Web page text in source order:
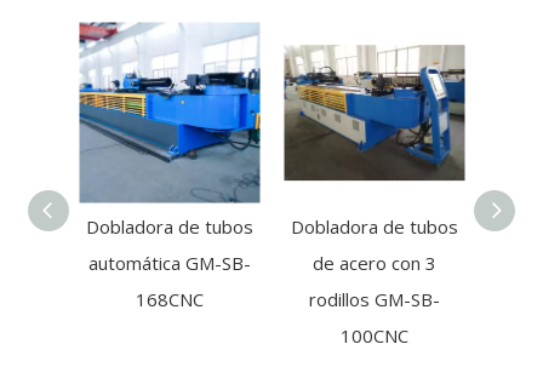
Dobladora de tubos
automática GM-SB-
168CNC
Dobladora de tubos
de acero con 3
rodillos GM-SB-
100CNC